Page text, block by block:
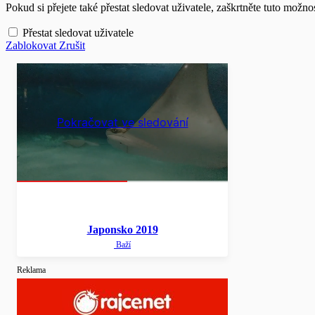
Pokud si přejete také přestat sledovat uživatele, zaškrtněte tuto
Přestat sledovat uživatele
Zablokovat Zrušit
Pokračovat ve sledování
Japonsko 2019
Baží
Reklama